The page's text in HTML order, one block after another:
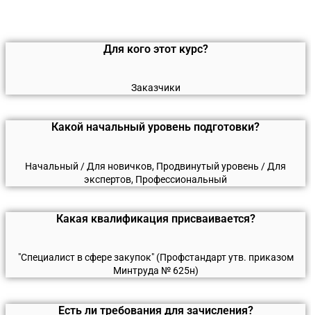
Для кого этот курс?
Заказчики
Какой начальный уровень подготовки?
Начальный / Для новичков, Продвинутый уровень / Для
экспертов, Профессиональный
Какая квалификация присваивается?
"Специалист в сфере закупок" (Профстандарт утв. приказом
Минтруда № 625н)
Есть ли требования для зачисления?